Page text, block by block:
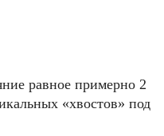
равное примерно 2
«хвостов» под